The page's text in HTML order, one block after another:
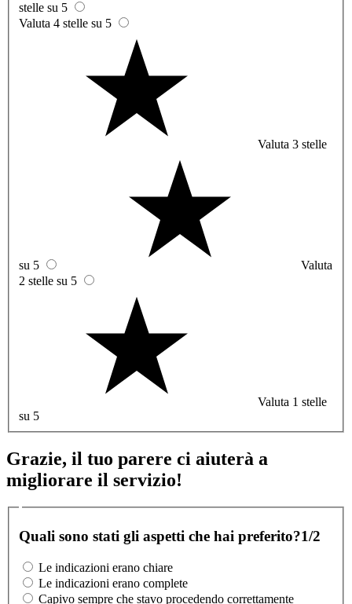
stelle su 5
Valuta 4 stelle su 5
Valuta 3 stelle
su 5
Valuta
2 stelle su 5
Valuta 1 stelle
su 5
Grazie, il tuo parere ci aiuterà a
migliorare il servizio!
Quali sono stati gli aspetti che hai preferito?1/2
Le indicazioni erano chiare
Le indicazioni erano complete
Capivo sempre che stavo procedendo correttamente